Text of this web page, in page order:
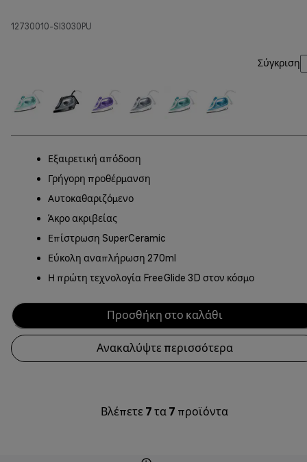
12730010-SI3030PU
Σύγκριση
Εξαιρετική απόδοση
Γρήγορη προθέρμανση
Αυτοκαθαριζόμενο
Άκρο ακριβείας
Επίστρωση SuperCeramic
Εύκολη αναπλήρωση 270ml
Η πρώτη τεχνολογία FreeGlide 3D στον κόσμο
Προσθήκη στο καλάθι
Ανακαλύψτε περισσότερα
Βλέπετε 7 τα 7 προϊόντα